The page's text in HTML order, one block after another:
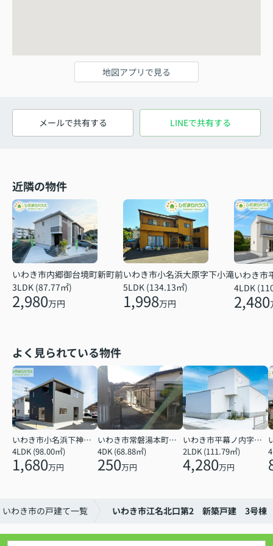
地図アプリで見る
メールで共有する LINEで共有する
近隣の物件
いわき市内郷御台境町新町前
3LDK (87.77㎡)
2,980万円
いわき市小名浜大原字下小滝
5LDK (134.13㎡)
1,998万円
いわき市
4LDK
2,480
よく見られている物件
いわき市小名浜下神白字館ノ腰
4LDK (98.00㎡)
1,680万円
いわき市常磐湯本町天神
4DK (68.88㎡)
250万円
いわき市平幕ノ内字西田
2LDK (111.79㎡)
4,280万円
いわき市の戸建て一覧 いわき市江名北口第2 新築戸建 3号棟